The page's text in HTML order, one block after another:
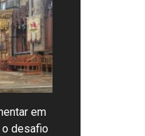
em
o desafio